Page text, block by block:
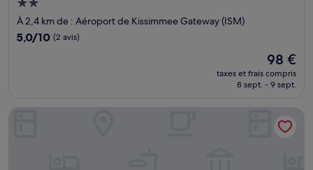
Hébergement
2.0 étoiles
À 2,4 km de : Aéroport de Kissimmee Gateway (ISM)
5.0
5,0/10 (2 avis)
Le
nouveau
prix
de
98 €
98 €
taxes et frais compris
8 sept. - 9 sept.